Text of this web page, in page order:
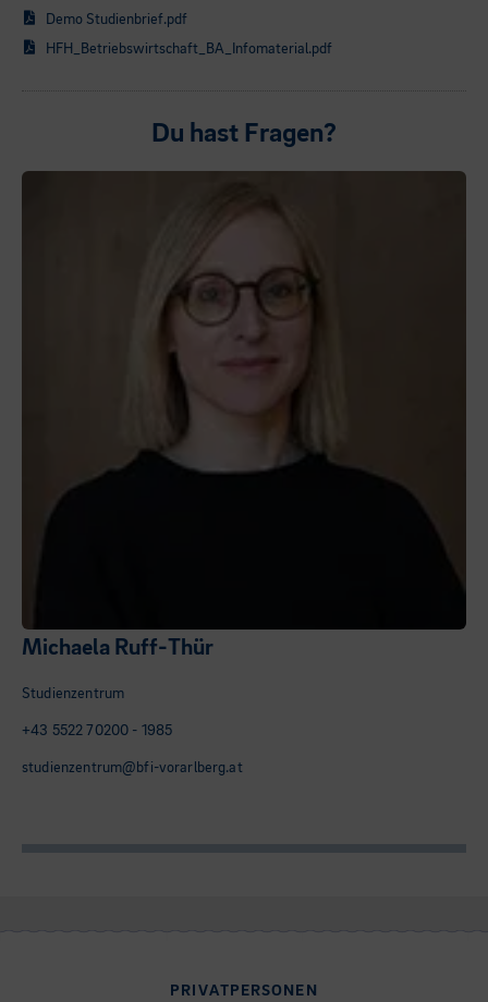
Demo Studienbrief.pdf
HFH_Betriebswirtschaft_BA_Infomaterial.pdf
Du hast Fragen?
Michaela Ruff-Thür
Studienzentrum
+43 5522 70200 - 1985
studienzentrum@bfi-vorarlberg.at
PRIVATPERSONEN